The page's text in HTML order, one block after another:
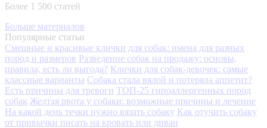
Более 1 500 статей
Больше материалов
Популярные статьи
Смешные и красивые клички для собак: имена для разных
пород и размеров Разведение собак на продажу: основы,
правила, есть ли выгода? Клички для собак-девочек: самые
классные варианты Собака стала вялой и потеряла аппетит?
Есть причины для тревоги ТОП-25 гипоаллергенных пород
собак Желтая рвота у собаки: возможные причины и лечение
На какой день течки нужно вязать собаку Как отучить собаку
от привычки писать на кровать или диван